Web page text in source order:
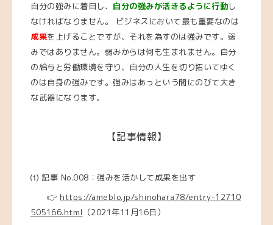
自分の強みに着目し、 自分の強みが活きるように行動し
なければなりません。 ビジネスにおいて最も重要なのは
成果を上げることですが、それを為すのは強みです。弱
みではありません。弱みからは何も生まれません。自分
の給与と労働環境を守り、自分の人生を切り拓いてゆく
のは自身の強みです。強みはあっという間にのびて大き
な武器になります。
【記事情報】
⑴ 記事 No.008：強みを活かして成果を出す
👉 https://ameblo.jp/shinohara78/entry-12710
505166.html （2021年11月16日）